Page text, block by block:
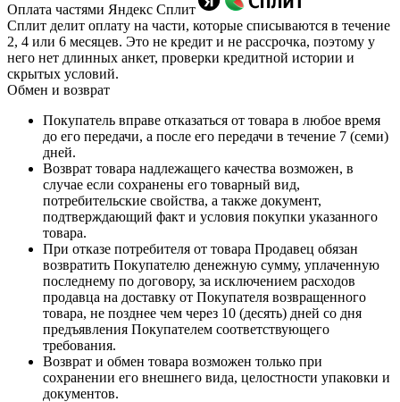
Оплата частями Яндекс Сплит
Сплит делит оплату на части, которые списываются в течение
2, 4 или 6 месяцев. Это не кредит и не рассрочка, поэтому у
него нет длинных анкет, проверки кредитной истории и
скрытых условий.
Обмен и возврат
Покупатель вправе отказаться от товара в любое время
до его передачи, а после его передачи в течение 7 (семи)
дней.
Возврат товара надлежащего качества возможен, в
случае если сохранены его товарный вид,
потребительские свойства, а также документ,
подтверждающий факт и условия покупки указанного
товара.
При отказе потребителя от товара Продавец обязан
возвратить Покупателю денежную сумму, уплаченную
последнему по договору, за исключением расходов
продавца на доставку от Покупателя возвращенного
товара, не позднее чем через 10 (десять) дней со дня
предъявления Покупателем соответствующего
требования.
Возврат и обмен товара возможен только при
сохранении его внешнего вида, целостности упаковки и
документов.